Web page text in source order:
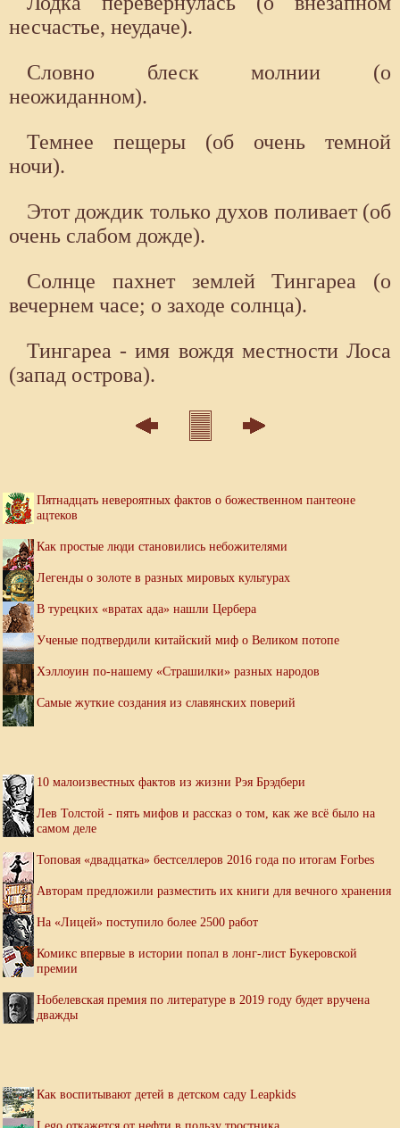
несчастье, неудаче).
Словно блеск молнии (о
неожиданном).
Темнее пещеры (об очень темной
ночи).
Этот дождик только духов поливает (об
очень слабом дожде).
Солнце пахнет землей Тингареа (о
вечернем часе; о заходе солнца).
Тингареа - имя вождя местности Лоса
(запад острова).
Пятнадцать невероятных фактов о божественном пантеоне
ацтеков
Как простые люди становились небожителями
Легенды о золоте в разных мировых культурах
В турецких «вратах ада» нашли Цербера
Ученые подтвердили китайский миф о Великом потопе
Хэллоуин по-нашему «Страшилки» разных народов
Самые жуткие создания из славянских поверий
10 малоизвестных фактов из жизни Рэя Брэдбери
Лев Толстой - пять мифов и рассказ о том, как же всё было на
самом деле
Топовая «двадцатка» бестселлеров 2016 года по итогам Forbes
Авторам предложили разместить их книги для вечного хранения
На «Лицей» поступило более 2500 работ
Комикс впервые в истории попал в лонг-лист Букеровской
премии
Нобелевская премия по литературе в 2019 году будет вручена
дважды
Как воспитывают детей в детском саду Leapkids